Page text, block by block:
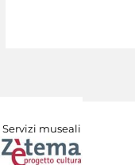
Servizi museali